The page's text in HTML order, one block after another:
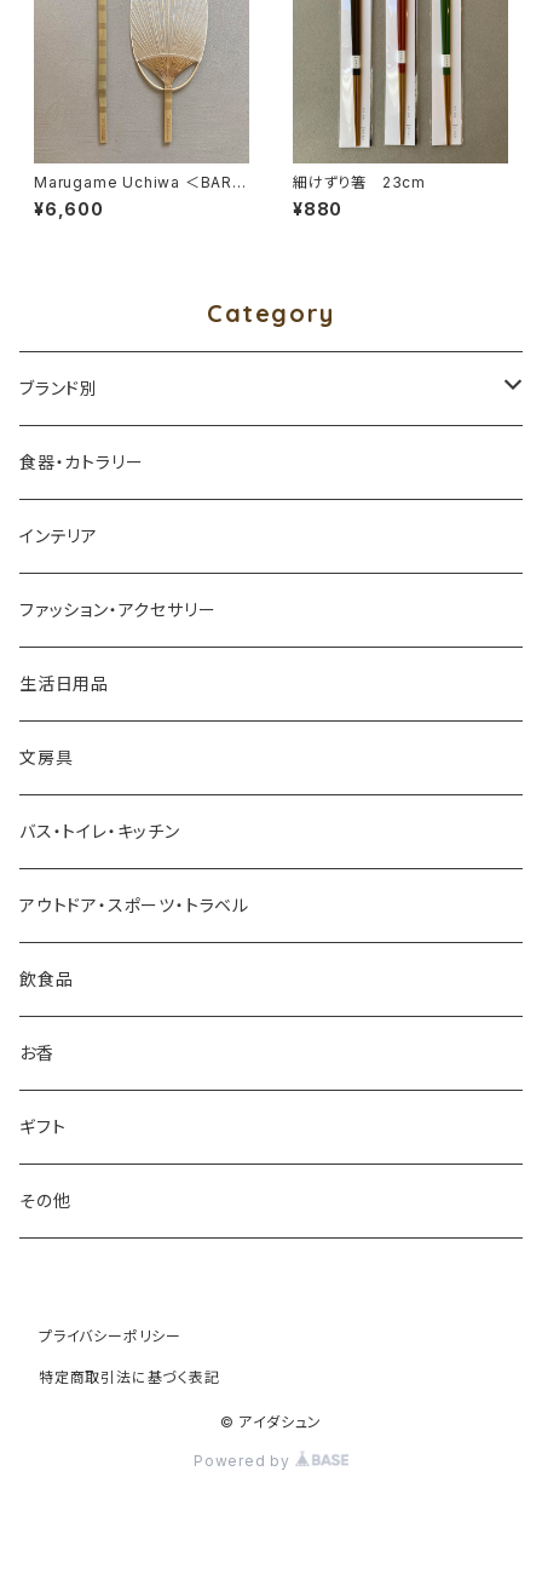
Marugame Uchiwa ＜BAR
＞ 縞
¥6,600
細けずり箸 23cm
¥880
Category
ブランド別
アイダシュン ／ by age 18 オリジナル
四十沢木材工芸
アッシュコンセプト
近江和ろうそく大與／DAIYO
Oowets
KIKIME
コロリドー
THE
THE NODOKA
さざなみ漆器
sugata
TEA FACTORY GEN
食器・カトラリー
インテリア
ファッション・アクセサリー
生活日用品
文房具
バス・トイレ・キッチン
アウトドア・スポーツ・トラベル
飲食品
お香
ギフト
その他
プライバシーポリシー
特定商取引法に基づく表記
© アイダシュン
Powered by